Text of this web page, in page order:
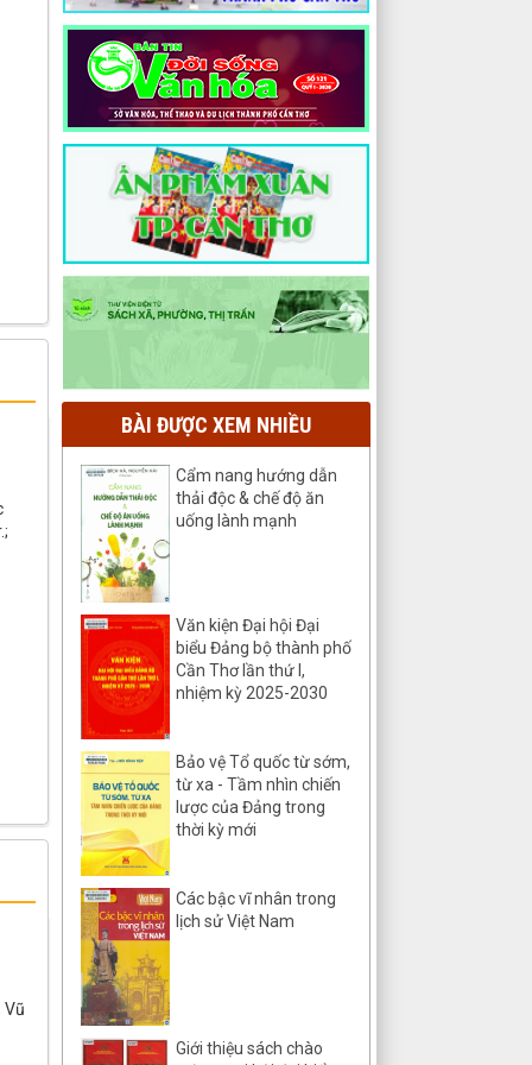
Vũ
BÀI ĐƯỢC XEM NHIỀU
Cẩm nang hướng dẫn
thải độc & chế độ ăn
uống lành mạnh
Văn kiện Đại hội Đại
biểu Đảng bộ thành phố
Cần Thơ lần thứ I,
nhiệm kỳ 2025-2030
Bảo vệ Tổ quốc từ sớm,
từ xa - Tầm nhìn chiến
lược của Đảng trong
thời kỳ mới
Các bậc vĩ nhân trong
lịch sử Việt Nam
Giới thiệu sách chào